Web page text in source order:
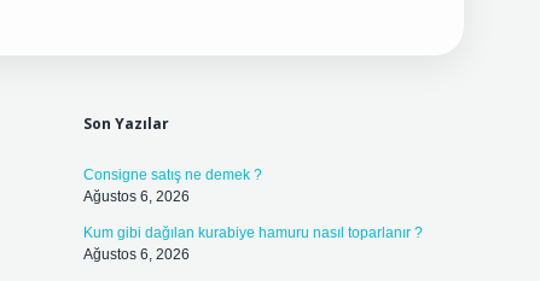
Son Yazılar
Consigne satış ne demek ?
Ağustos 6, 2026
Kum gibi dağılan kurabiye hamuru nasıl toparlanır ?
Ağustos 6, 2026